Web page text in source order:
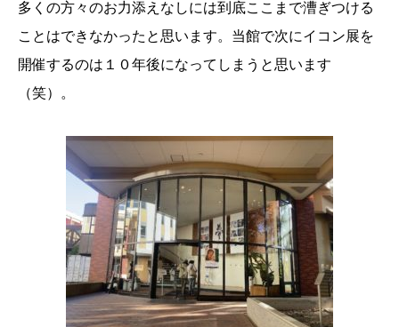
多くの方々のお力添えなしには到底ここまで漕ぎつける
ことはできなかったと思います。当館で次にイコン展を
開催するのは１０年後になってしまうと思います
（笑）。